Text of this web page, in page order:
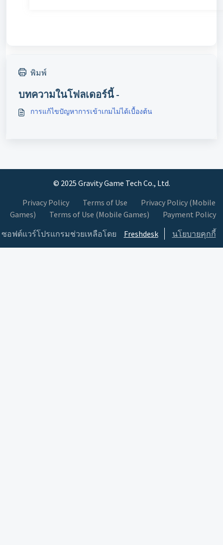
พิมพ์
บทความในโฟลเดอร์นี้ -
การแก้ไขปัญหาการเข้าเกมไม่ได้เบื้องต้น
© 2025 Gravity Game Tech Co., Ltd.
Privacy Policy
Terms of Use
Privacy Policy (Mobile
Games)
Terms of Use (Mobile Games)
Payment Policy
ซอฟต์แวร์โปรแกรมช่วยเหลือโดย
Freshdesk นโยบายคุกกี้